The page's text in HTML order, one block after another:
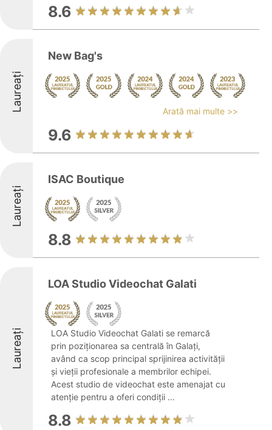
8.6
Laureați
New Bag's
Arată mai multe >>
9.6
Laureați
ISAC Boutique
8.8
Laureați
LOA Studio Videochat Galati
LOA Studio Videochat Galati se remarcă
prin poziționarea sa centrală în Galați,
având ca scop principal sprijinirea activității
și vieții profesionale a membrilor echipei.
Acest studio de videochat este amenajat cu
atenție pentru a oferi condiții ...
8.8